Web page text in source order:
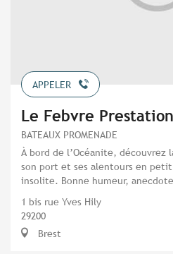
APPELER
Le Febvre
BATEAUX PROMENADE
À bord de l’Océanite, découvrez
son port et ses alentours en
insolite. Bonne humeur,
1 bis rue Yves Hily
29200
Brest